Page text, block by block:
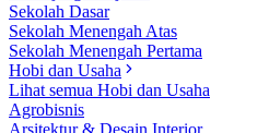
Sekolah Dasar
Sekolah Menengah Atas
Sekolah Menengah Pertama
Hobi dan Usaha
Lihat semua Hobi dan Usaha
Agrobisnis
Arsitektur & Desain Interior